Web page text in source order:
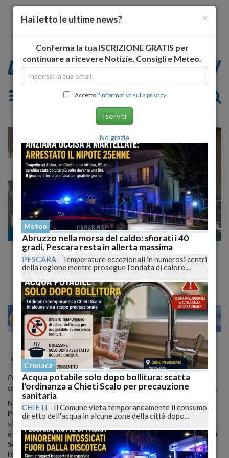
Toggle navigation
Cronaca
Rancitelli, bar chiuso per dieci giorni: scatta
lo stop del questore
MILANO 24 28
Cronaca Pescara (PE) 27 Maggio 2026 18:11
Polizia e carabinieri hanno eseguito il provvedimento in via Trigno dopo i
controlli: sospesa l’attività del bar Manuel per motivi di sicurezza pubblica.
Nuovo intervento delle forze dell’ordine aRancitelli, quartiere di
Pescarada tempo al centro di controlli mirati sul fronte della
sicurezza urbana. Il
via Trigno,
è stato chiuso perdieci giornisu disposizione del questoreCarlo
Solimene, che ha firmato il provvedimento di sospensione della
licenza ai sensi dell’articolo 100 del Tulps, il Testo unico delle
×
Hai letto le ultime news?
Conferma la tua ISCRIZIONE GRATIS per
continuare a ricevere Notizie, Consigli e Meteo.
Accettol'informativa sulla privacy
Iscriviti
No grazie
Meteo
Abruzzo nella morsa del caldo: sfiorati i 40
gradi, Pescara resta in allerta massima
PESCARA - Temperature eccezionali in numerosi centri
della regione mentre prosegue l'ondata di calore....
Cronaca
Acqua potabile solo dopo bollitura: scatta
l'ordinanza a Chieti Scalo per precauzione
sanitaria
CHIETI - Il Comune vieta temporaneamente il consumo
diretto dell'acqua in alcune zone della città dopo...